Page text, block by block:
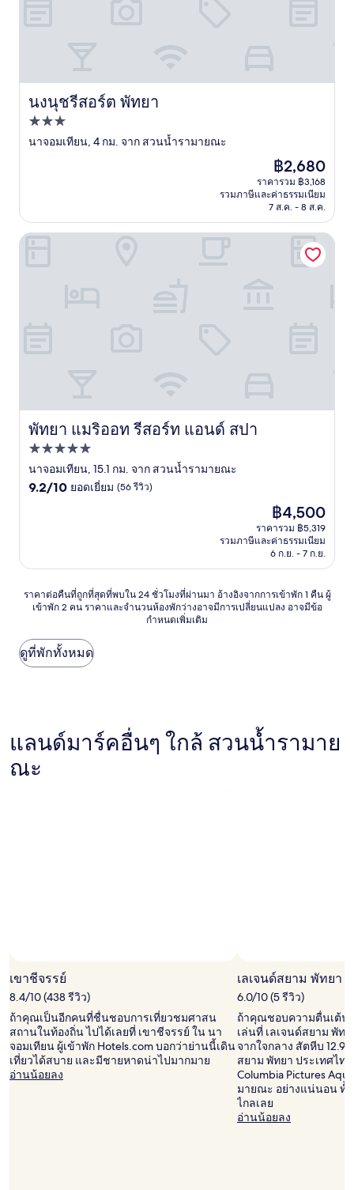
นงนุชรีสอร์ต พัทยา
นงนุชรีสอร์ต พัทยา
ที่พัก
3.0
นาจอมเทียน, 4 กม. จาก สวนน้ำรามายณะ
ราคา
ปัจจุบัน
คือ
฿2,680
฿2,680
ราคารวม ฿3,168
รวมภาษีและค่าธรรมเนียม
7 ส.ค. - 8 ส.ค.
พัทยา แมริออท รีสอร์ท แอนด์ สปา
พัทยา แมริออท รีสอร์ท แอนด์ สปา
ที่พัก
5.0
ดาว
นาจอมเทียน, 15.1 กม. จาก สวนน้ำรามายณะ
9.2
รีวิว)
9.2/10 ยอดเยี่ยม (56 รีวิว)
ราคา
ปัจจุบัน
คือ
฿4,500
฿4,500
ราคารวม ฿5,319
รวมภาษีและค่าธรรมเนียม
6 ก.ย. - 7 ก.ย.
พัทยา แมริออท รีสอร์ท แอนด์ สปา
ราคา
ถูก
ที่สุด
ที่
ผ่าน
มา
อ้างอิง
จำนวน
ห้อง
ว่าง
อาจ
มี
การ
เปลี่ยนแปลง
ราคาต่อคืนที่ถูกที่สุดที่พบใน 24 ชั่วโมงที่ผ่านมา อ้างอิงจากการเข้าพัก 1 คืน ผู้
เข้าพัก 2 คน ราคาและจำนวนห้องพักว่างอาจมีการเปลี่ยนแปลง อาจมีข้อ
กำหนดเพิ่มเติม
ดูที่พักทั้งหมด
แลนด์มาร์คอื่นๆ ใกล้ สวนน้ำรามาย
ณะ
เขาชีจรรย์
8.4/10 (438 รีวิว)
ถ้าคุณเป็นอีกคนที่ชื่นชอบการเที่ยวชมศาสน
สถานในท้องถิ่น ไปได้เลยที่ เขาชีจรรย์ ใน นา
จอมเทียน ผู้เข้าพัก Hotels.com บอกว่าย่านนี้เดิน
เที่ยวได้สบาย และมีชายหาดน่าไปมากมาย
อ่านน้อยลง
เลเจนด์สยาม พัทยา
6.0/10 (5 รีวิว)
ถ้าคุณชอบความตื่นเต้นเ
เล่นที่ เลเจนด์สยาม พัท
จากใจกลาง สัตหีบ 12.9
สยาม พัทยา ประเทศไท
Columbia Pictures
มายณะ อย่างแน่นอน ทั้ง
ไกลเลย
อ่านน้อยลง